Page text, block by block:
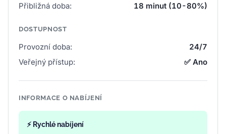
Přibližná doba:
18 minut (10-80%)
DOSTUPNOST
Provozní doba:
24/7
Veřejný přístup:
✅ Ano
INFORMACE O NABÍJENÍ
⚡ Rychlé nabíjení